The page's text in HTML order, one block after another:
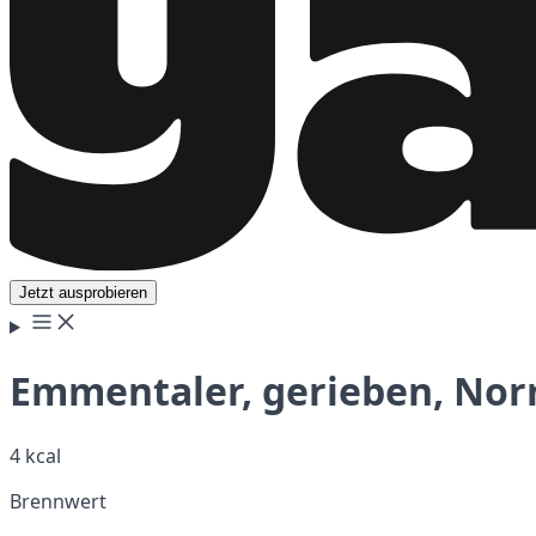
Jetzt ausprobieren
Emmentaler, gerieben,
4 kcal
Brennwert